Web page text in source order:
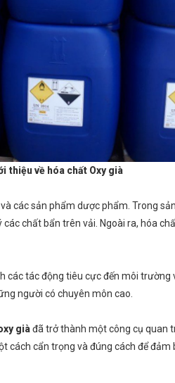
thiệu về hóa chất Oxy già
các sản phẩm dược phẩm. Trong
chất bẩn trên vải. Ngoài ra, hóa
các tác động tiêu cực đến môi
người có chuyên môn cao.
giàđã trở thành một công cụ quan
cách cẩn trọng và đúng cách để